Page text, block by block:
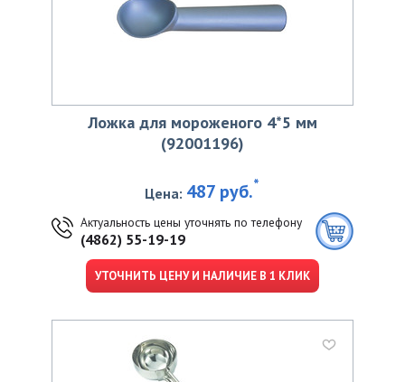
Ложка для мороженого 4*5 мм
(92001196)
Цена: 487 руб.*
Актуальность цены уточнять по телефону
(4862) 55-19-19
УТОЧНИТЬ ЦЕНУ И НАЛИЧИЕ В 1 КЛИК